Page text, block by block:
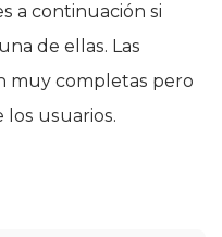
a continuación si
de ellas. Las
muy completas pero
los usuarios.